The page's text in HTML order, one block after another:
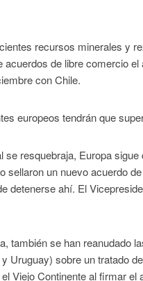
recursos minerales y
acuerdos de libre comercio
con Chile.
europeos tendrán que
se resquebraja, Europa
sellaron un nuevo acuerdo
detenerse ahí. El
también se han
Uruguay) sobre un tratado
Viejo Continente al firmar el